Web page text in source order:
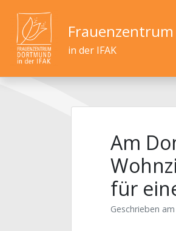
in der IFAK
Am
für
Geschrieben am